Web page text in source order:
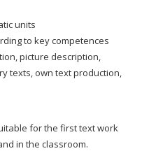
units
to key competences
picture description,
texts, own text production,
for the first text work
in the classroom.